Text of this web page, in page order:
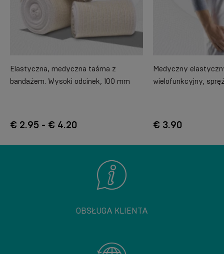
Elastyczna, medyczna taśma z
bandażem. Wysoki odcinek, 100 mm
€ 2.95 - € 4.20
Medyczny
wielofunkcyjny,
€ 3.90
OBSŁUGA KLIENTA